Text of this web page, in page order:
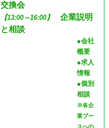
交換会
【13:00～16:00】
企業説明
と相談
●会社
概要
●求人
情報
●個別
相談
※各企
業ブー
スへの